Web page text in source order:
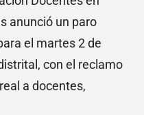
anunció un paro
el martes 2 de
con el reclamo
a docentes,